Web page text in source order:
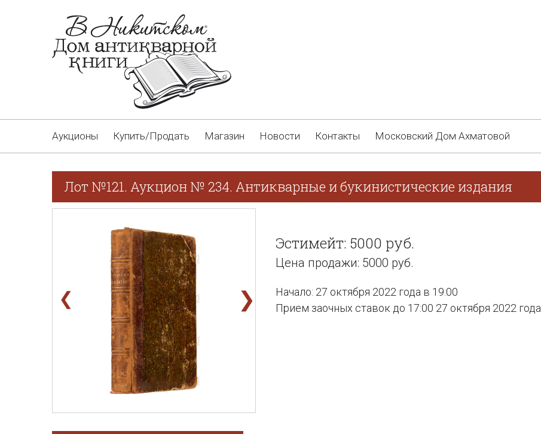
Аукционы Купить/Продать Магазин Новости Контакты Московский Дом Ахматовой
Лот №121. Аукцион № 234. Антикварные и букинистические издания
❮ ❯
Эстимейт: 5000 руб.
Цена продажи: 5000 руб.
Начало: 27 октября 2022 года в 19:00
Прием заочных ставок до 17:00 27 октября 2022 года